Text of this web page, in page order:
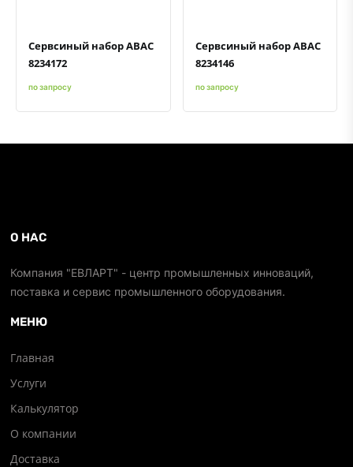
Сервсиный набор ABAC
8234172
по запросу
Сервсиный набор ABAC
8234146
по запросу
О НАС
Компания "ЕВЛАРТ" - центр промышленных инноваций,
поставка и сервис промышленного оборудования.
МЕНЮ
Главная
Услуги
Калькулятор
О компании
Доставка